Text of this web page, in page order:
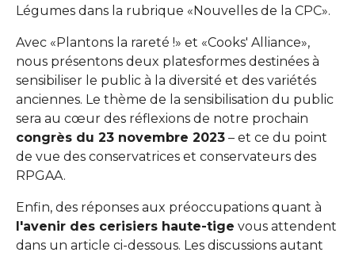
Légumes dans la rubrique «Nouvelles de la CPC».
Avec «Plantons la rareté !» et «Cooks' Alliance»,
nous présentons deux platesformes destinées à
sensibiliser le public à la diversité et des variétés
anciennes. Le thème de la sensibilisation du public
sera au cœur des réflexions de notre prochain
congrès du 23 novembre 2023 – et ce du point
de vue des conservatrices et conservateurs des
RPGAA.
Enfin, des réponses aux préoccupations quant à
l'avenir des cerisiers haute-tige vous attendent
dans un article ci-dessous. Les discussions autant